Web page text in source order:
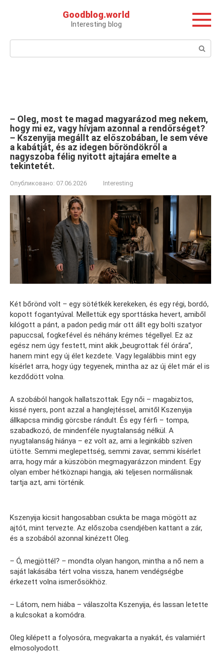
Goodblog.world
Interesting blog
Поиск:
– Oleg, most te magad magyarázod meg nekem,
hogy mi ez, vagy hívjam azonnal a rendőrséget?
– Kszenyija megállt az előszobában, le sem véve
a kabátját, és az idegen bőröndökről a
nagyszoba félig nyitott ajtajára emelte a
tekintetét.
Опубликовано: 07.06.2026 Interesting
Két bőrönd volt – egy sötétkék kerekeken, és egy régi, bordó,
kopott fogantyúval. Mellettük egy sporttáska hevert, amiből
kilógott a pánt, a padon pedig már ott állt egy bolti szatyor
papuccsal, fogkefével és néhány krémes tégellyel. Ez az
egész nem úgy festett, mint akik „beugrottak fél órára”,
hanem mint egy új élet kezdete. Vagy legalábbis mint egy
kísérlet arra, hogy úgy tegyenek, mintha az az új élet már el is
kezdődött volna.
A szobából hangok hallatszottak. Egy női – magabiztos,
kissé nyers, pont azzal a hanglejtéssel, amitől Kszenyija
állkapcsa mindig görcsbe rándult. És egy férfi – tompa,
szabadkozó, de mindenféle nyugtalanság nélkül. A
nyugtalanság hiánya – ez volt az, ami a leginkább szíven
ütötte. Semmi meglepettség, semmi zavar, semmi kísérlet
arra, hogy már a küszöbön megmagyarázzon mindent. Egy
olyan ember hétköznapi hangja, aki teljesen normálisnak
tartja azt, ami történik.
Kszenyija kicsit hangosabban csukta be maga mögött az
ajtót, mint tervezte. Az előszoba csendjében kattant a zár,
és a szobából azonnal kinézett Oleg.
– Ó, megjöttél? – mondta olyan hangon, mintha a nő nem a
saját lakásába tért volna vissza, hanem vendégségbe
érkezett volna ismerősökhöz.
– Látom, nem hiába – válaszolta Kszenyija, és lassan letette
a kulcsokat a komódra.
Oleg kilépett a folyosóra, megvakarta a nyakát, és valamiért
elmosolyodott.